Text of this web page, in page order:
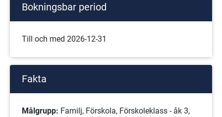
Bokningsbar period
Till och med 2026-12-31
Fakta
Målgrupp: Familj, Förskola, Förskoleklass - åk 3,